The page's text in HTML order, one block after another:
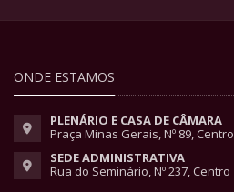
ONDE ESTAMOS
PLENÁRIO E CASA DE CÂMARA
Praça Minas Gerais, Nº 89, Centro
SEDE ADMINISTRATIVA
Rua do Seminário, Nº 237, Centro